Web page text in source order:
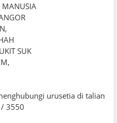
MANUSIA
SUK
urusetia di talian
3550